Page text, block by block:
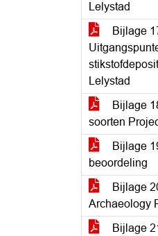
Lelystad
Bijlage
Lelystad
Bijlage
soorten
Bijlage
beoordeling
Bijlage
Archaeology
Bijlage